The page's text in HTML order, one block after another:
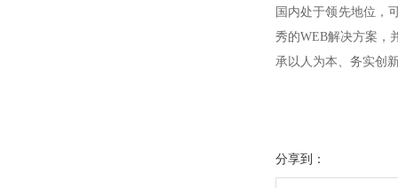
国内处于领先地位，
秀的WEB解决方案，
承以人为本、务实创
分享到：